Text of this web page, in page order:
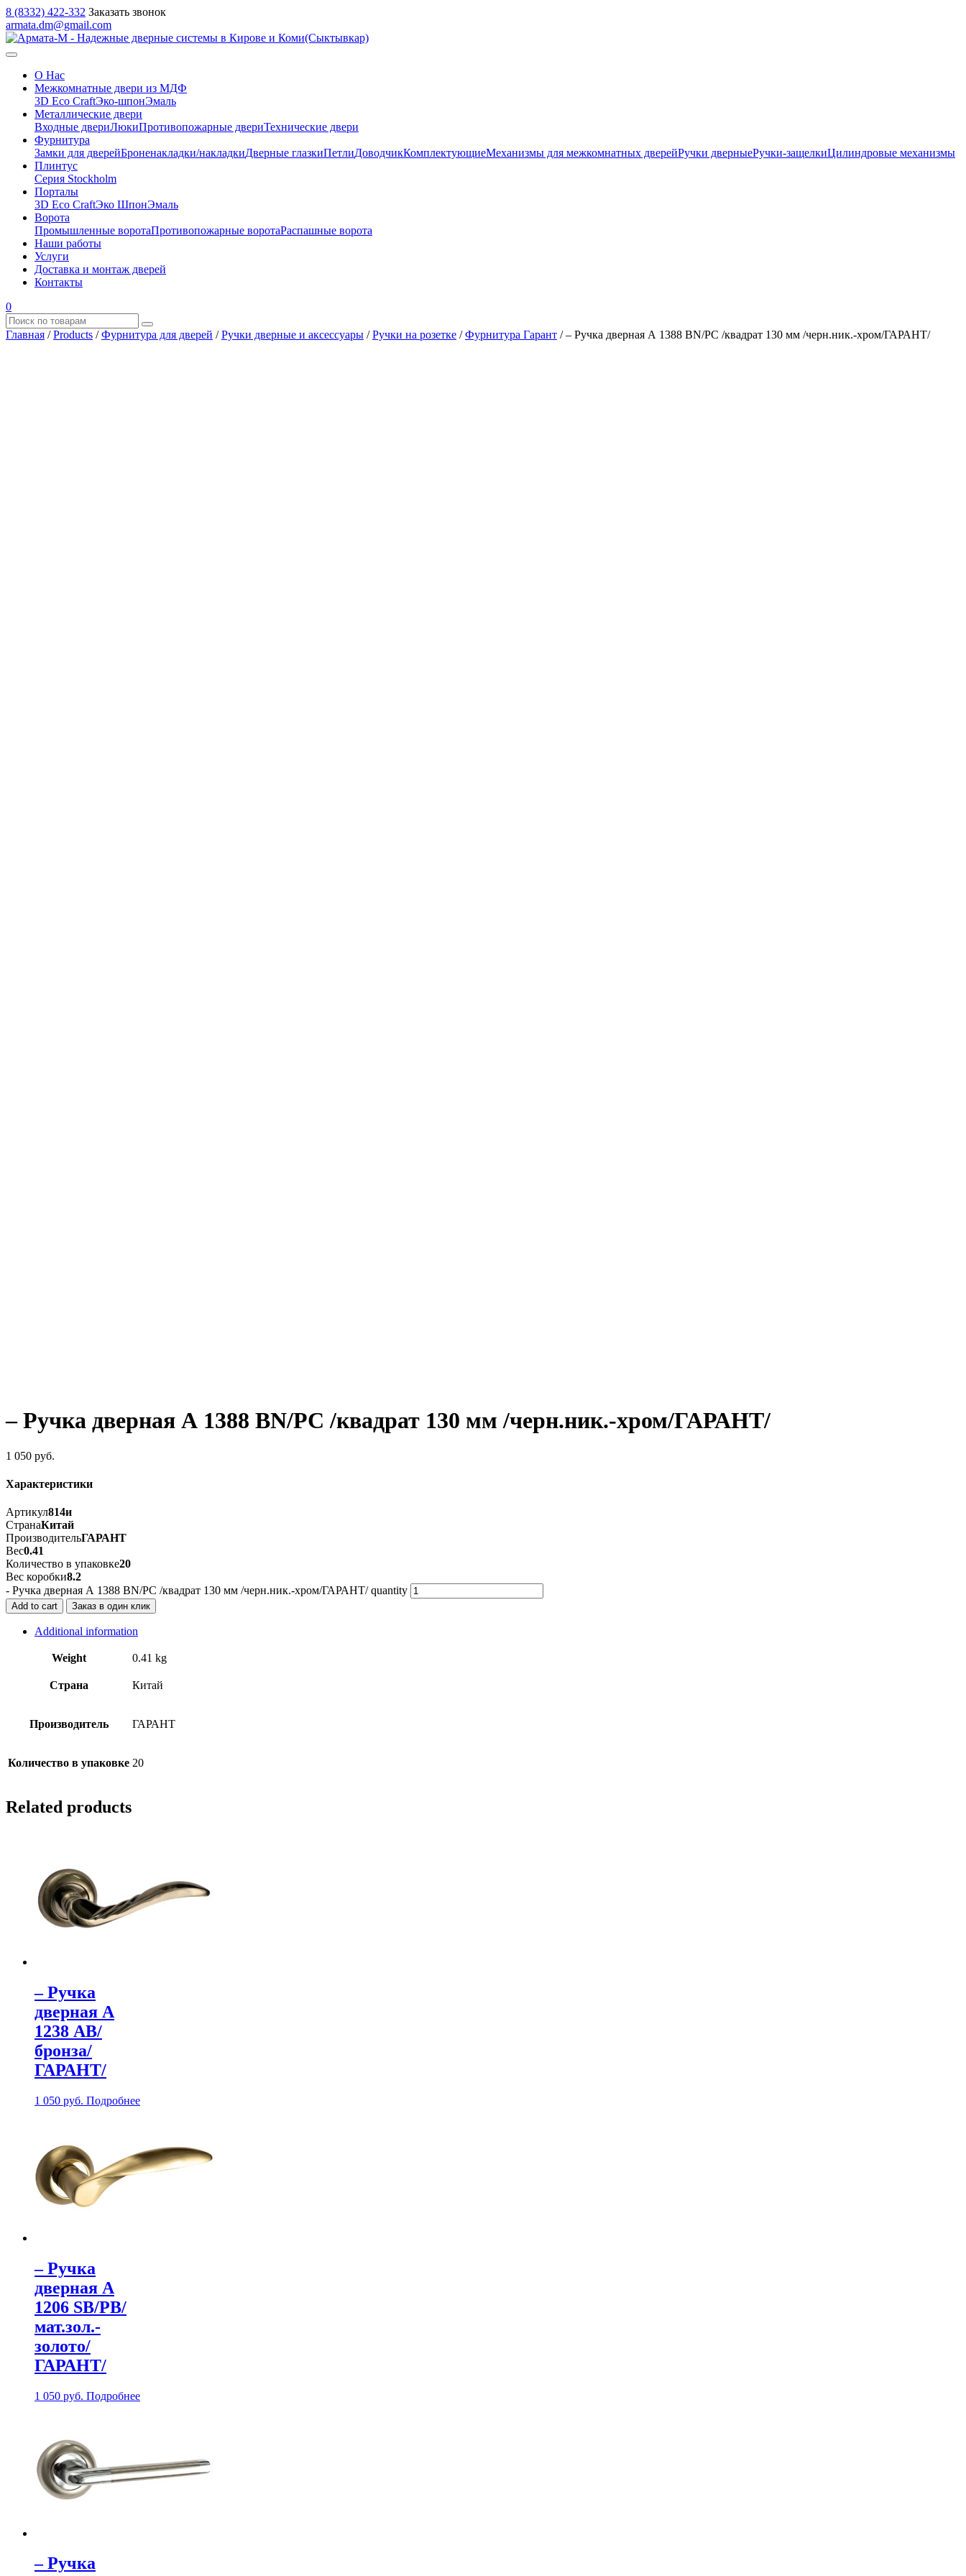
8 (8332) 422-332 Заказать звонок
armata.dm@gmail.com
О Нас
Межкомнатные двери из МДФ
3D Eco CraftЭко-шпонЭмаль
Металлические двери
Входные двериЛюкиПротивопожарные двериТехнические двери
Фурнитура
Замки для дверейБроненакладки/накладкиДверные глазкиПетлиДоводчикКомплектующиеМеханизмы для межкомнатных дверейРучки дверныеРучки-защелкиЦилиндровые механизмы
Плинтус
Серия Stockholm
Порталы
3D Eco CraftЭко ШпонЭмаль
Ворота
Промышленные воротаПротивопожарные воротаРаспашные ворота
Наши работы
Услуги
Доставка и монтаж дверей
Контакты
0
Главная /Products /Фурнитура для дверей /Ручки дверные и аксессуары /Ручки на розетке /Фурнитура Гарант /– Ручка дверная А 1388 ВN/PС /квадрат 130 мм /черн.ник.-хром/ГАРАНТ/
– Ручка дверная А 1388 ВN/PС /квадрат 130 мм /черн.ник.-хром/ГАРАНТ/
1 050 руб.
Характеристики
Артикул814и
СтранаКитай
ПроизводительГАРАНТ
Вес0.41
Количество в упаковке20
Вес коробки8.2
- Ручка дверная А 1388 ВN/PС /квадрат 130 мм /черн.ник.-хром/ГАРАНТ/ quantity
Add to cart Заказ в один клик
Additional information
Weight 0.41 kg
Страна Китай
Производитель ГАРАНТ
Количество в упаковке 20
Related products
– Ручка
дверная А
1238 АB/
бронза/
ГАРАНТ/
1 050 руб. Подробнее
– Ручка
дверная А
1206 SB/PB/
мат.зол.-
золото/
ГАРАНТ/
1 050 руб. Подробнее
– Ручка